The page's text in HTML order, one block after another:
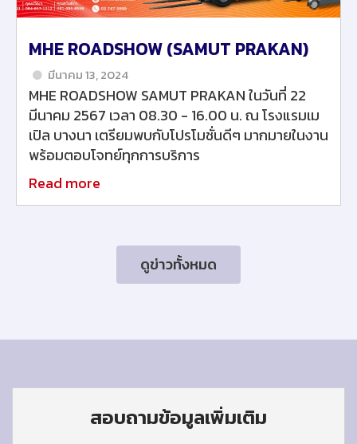
MHE ROADSHOW (SAMUT PRAKAN)
มีนาคม 13, 2024
MHE ROADSHOW SAMUT PRAKAN ในวันที่ 22
มีนาคม 2567 เวลา 08.30 - 16.00 น. ณ โรงแรมเม
เปิล บางนา เตรียมพบกับโปรโมชั่นดีๆ มากมายในงาน
พร้อมตอบโจทย์ทุกการบริการ
Read more
ดูข่าวทั้งหมด
สอบถามข้อมูลเพิ่มเติม